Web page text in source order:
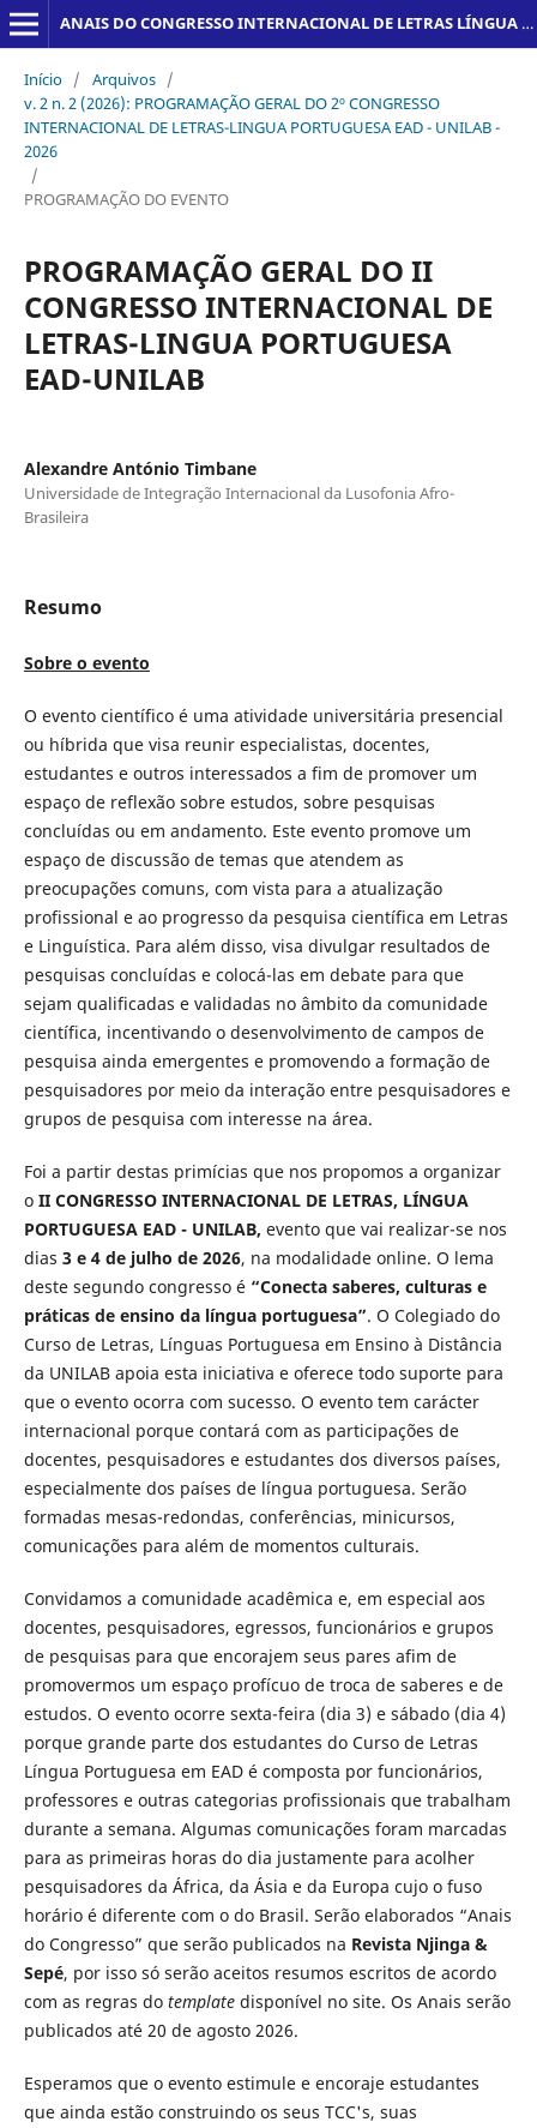
ANAIS DO CONGRESSO INTERNACIONAL DE LETRAS LÍNGUA PORTUGUESA EAD-UNILAB (ISSN: 3086-3104)
Início / Arquivos /
v. 2 n. 2 (2026): PROGRAMAÇÃO GERAL DO 2º CONGRESSO
INTERNACIONAL DE LETRAS-LINGUA PORTUGUESA EAD - UNILAB -
2026
/
PROGRAMAÇÃO DO EVENTO
PROGRAMAÇÃO GERAL DO II
CONGRESSO INTERNACIONAL DE
LETRAS-LINGUA PORTUGUESA
EAD-UNILAB
Alexandre António Timbane
Universidade de Integração Internacional da Lusofonia Afro-
Brasileira
Resumo
Sobre o evento
O evento científico é uma atividade universitária presencial
ou híbrida que visa reunir especialistas, docentes,
estudantes e outros interessados a fim de promover um
espaço de reflexão sobre estudos, sobre pesquisas
concluídas ou em andamento. Este evento promove um
espaço de discussão de temas que atendem as
preocupações comuns, com vista para a atualização
profissional e ao progresso da pesquisa científica em Letras
e Linguística. Para além disso, visa divulgar resultados de
pesquisas concluídas e colocá-las em debate para que
sejam qualificadas e validadas no âmbito da comunidade
científica, incentivando o desenvolvimento de campos de
pesquisa ainda emergentes e promovendo a formação de
pesquisadores por meio da interação entre pesquisadores e
grupos de pesquisa com interesse na área.
Foi a partir destas primícias que nos propomos a organizar
o II CONGRESSO INTERNACIONAL DE LETRAS, LÍNGUA
PORTUGUESA EAD - UNILAB, evento que vai realizar-se nos
dias 3 e 4 de julho de 2026, na modalidade online. O lema
deste segundo congresso é “Conecta saberes, culturas e
práticas de ensino da língua portuguesa”. O Colegiado do
Curso de Letras, Línguas Portuguesa em Ensino à Distância
da UNILAB apoia esta iniciativa e oferece todo suporte para
que o evento ocorra com sucesso. O evento tem carácter
internacional porque contará com as participações de
docentes, pesquisadores e estudantes dos diversos países,
especialmente dos países de língua portuguesa. Serão
formadas mesas-redondas, conferências, minicursos,
comunicações para além de momentos culturais.
Convidamos a comunidade acadêmica e, em especial aos
docentes, pesquisadores, egressos, funcionários e grupos
de pesquisas para que encorajem seus pares afim de
promovermos um espaço profícuo de troca de saberes e de
estudos. O evento ocorre sexta-feira (dia 3) e sábado (dia 4)
porque grande parte dos estudantes do Curso de Letras
Língua Portuguesa em EAD é composta por funcionários,
professores e outras categorias profissionais que trabalham
durante a semana. Algumas comunicações foram marcadas
para as primeiras horas do dia justamente para acolher
pesquisadores da África, da Ásia e da Europa cujo o fuso
horário é diferente com o do Brasil. Serão elaborados “Anais
do Congresso” que serão publicados na Revista Njinga &
Sepé, por isso só serão aceitos resumos escritos de acordo
com as regras dotemplatedisponível no site. Os Anais serão
publicados até 20 de agosto 2026.
Esperamos que o evento estimule e encoraje estudantes
que ainda estão construindo os seus TCC's, suas